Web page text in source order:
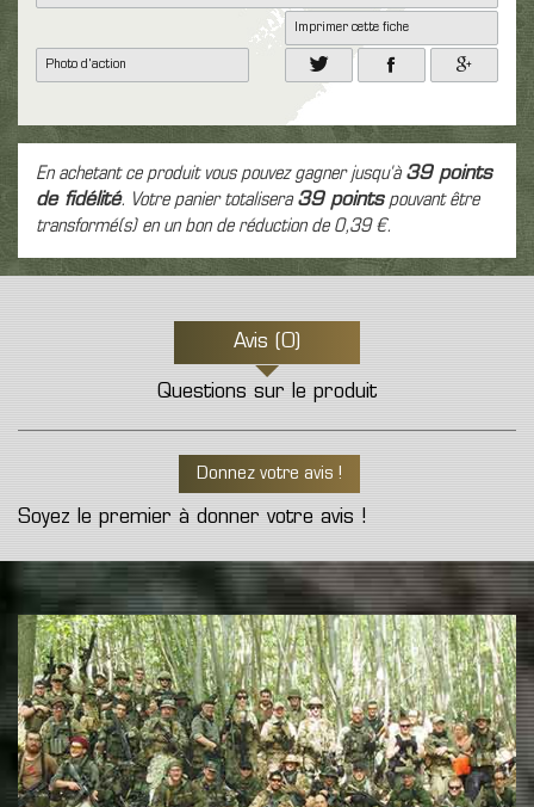
Imprimer cette fiche
Photo d'action
En achetant ce produit vous pouvez gagner jusqu'à39points
de fidélité. Votre panier totalisera39pointspouvant être
transformé(s) en un bon de réduction de 0,39 €.
Avis (0)
Questions sur le produit
Donnez votre avis !
Soyez le premier à donner votre avis !